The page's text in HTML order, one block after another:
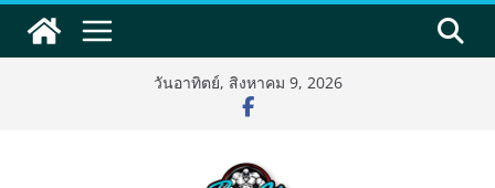
วันอาทิตย์, สิงหาคม 9, 2026